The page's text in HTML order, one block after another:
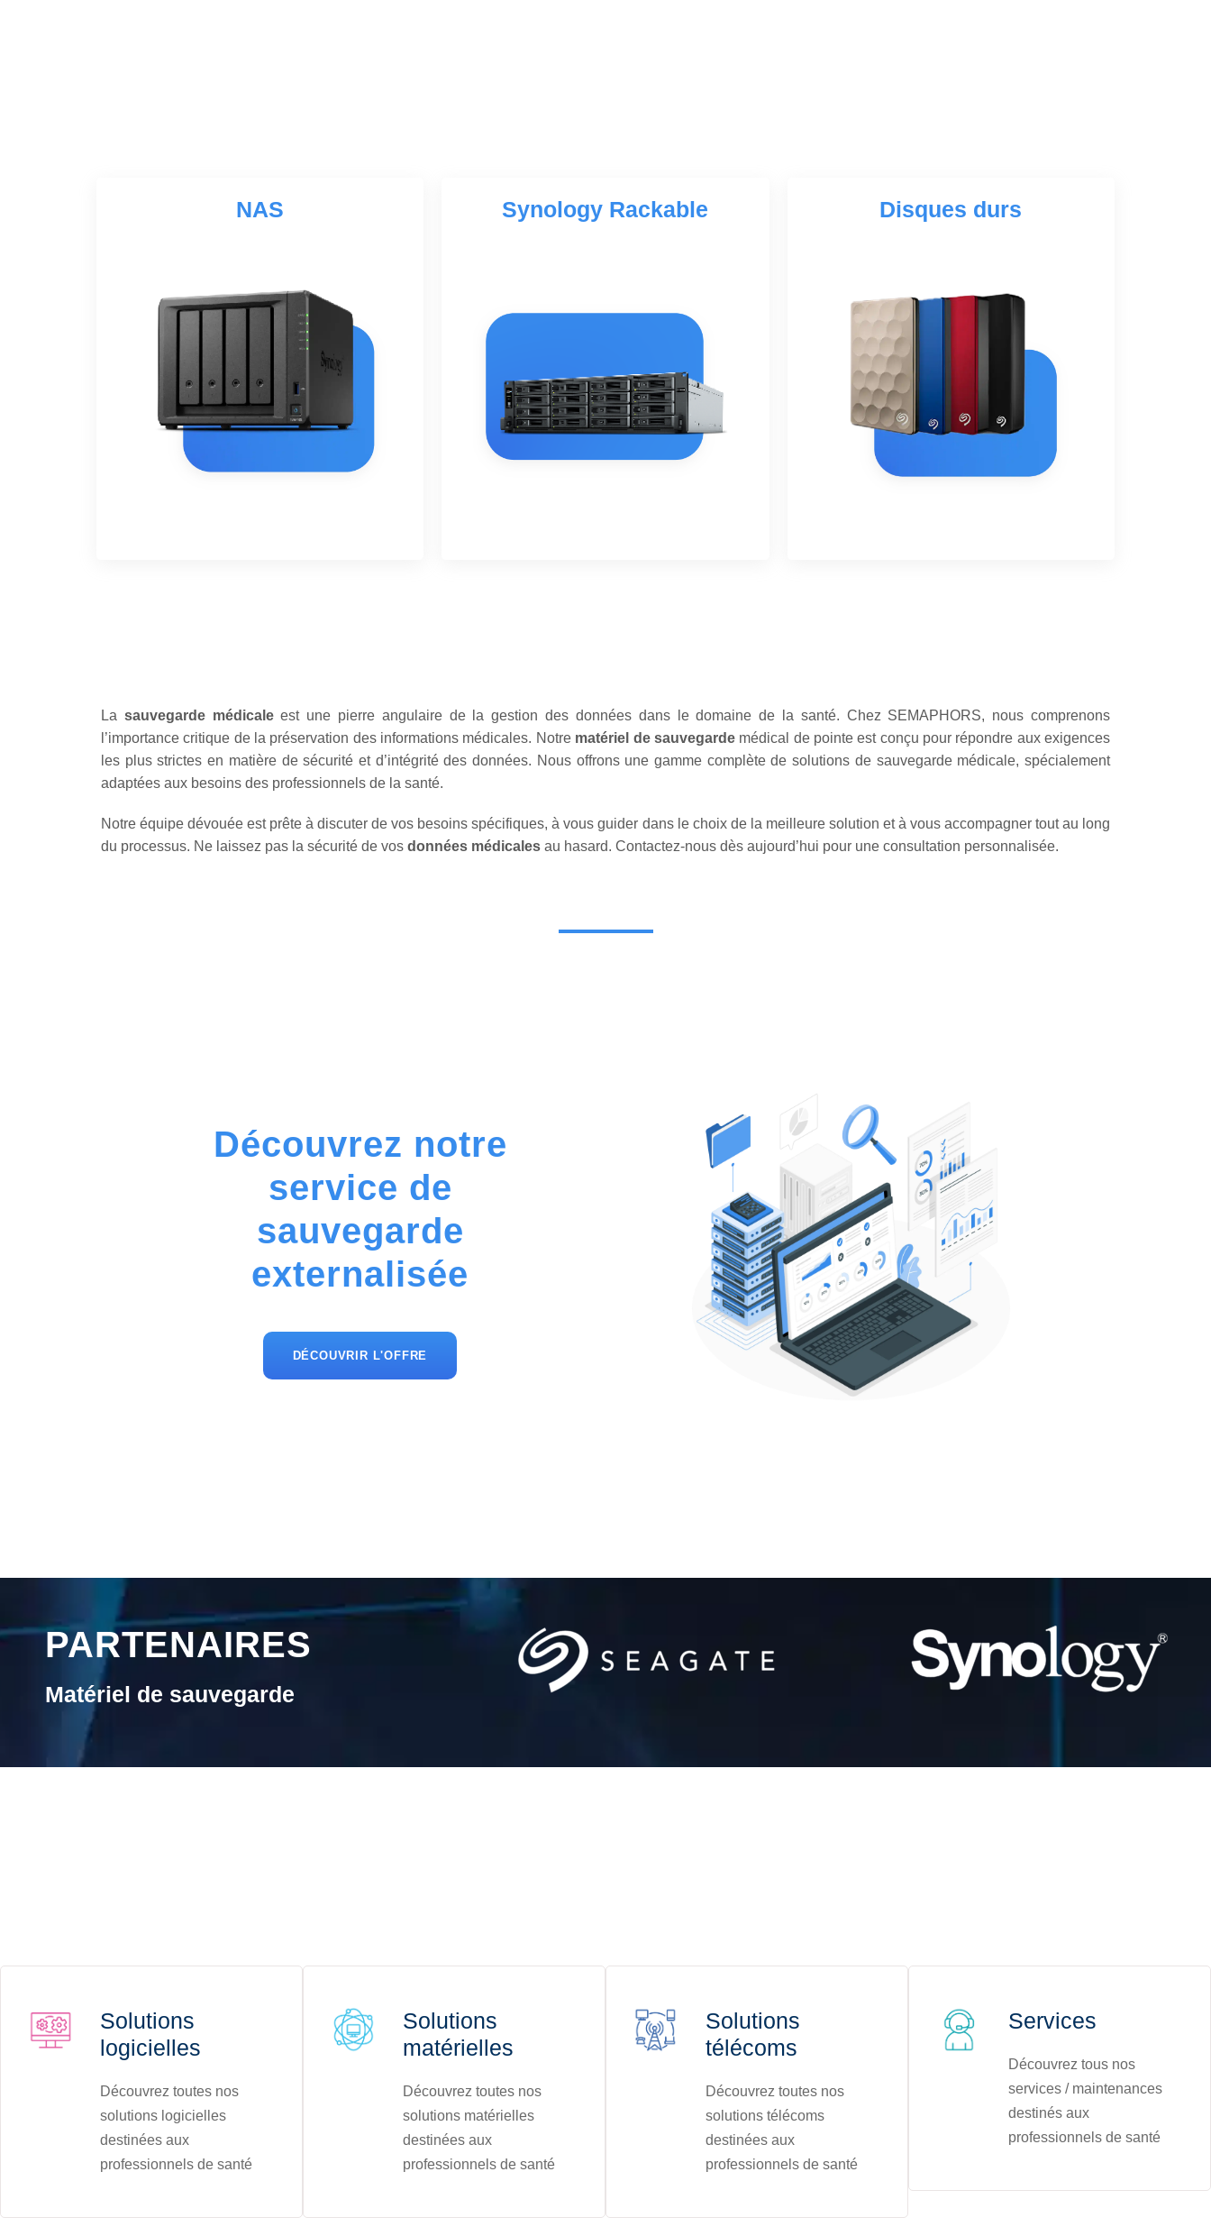
NAS Synology Rackable Disques durs
La sauvegarde médicaleest une pierre angulaire de la gestion des données dans le domaine de la santé. Chez SEMAPHORS, nous comprenons
l’importance critique de la préservation des informations médicales. Notre matériel de sauvegardemédical de pointe est conçu pour répondre aux exigences
les plus strictes en matière de sécurité et d’intégrité des données. Nous offrons une gamme complète de solutions de sauvegarde médicale, spécialement
adaptées aux besoins des professionnels de la santé.
Notre équipe dévouée est prête à discuter de vos besoins spécifiques, à vous guider dans le choix de la meilleure solution et à vous accompagner tout au long
du processus. Ne laissez pas la sécurité de vos données médicales au hasard. Contactez-nous dès aujourd’hui pour une consultation personnalisée.
Découvrez notre
service de
sauvegarde
externalisée
DÉCOUVRIR L'OFFRE
PARTENAIRES
Matériel de sauvegarde
Solutions
logicielles
Découvrez toutes nos
solutions logicielles
destinées aux
professionnels de santé
Solutions
matérielles
Découvrez toutes nos
solutions matérielles
destinées aux
professionnels de santé
Solutions
télécoms
Découvrez toutes nos
solutions télécoms
destinées aux
professionnels de santé
Services
Découvrez tous nos
services / maintenances
destinés aux
professionnels de santé